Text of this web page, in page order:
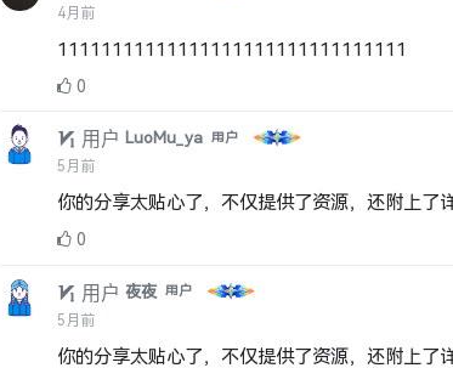
4月前
11111111111111111111111111111111
0
用户LuoMu_ya 用户
5月前
你的分享太贴心了，不仅提供了资源，还附上了
0
用户夜夜 用户
5月前
你的分享太贴心了，不仅提供了资源，还附上了